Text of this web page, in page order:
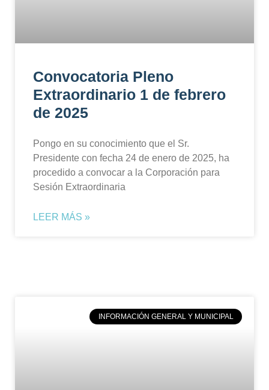
Convocatoria Pleno
Extraordinario 1 de febrero
de 2025
Pongo en su conocimiento que el Sr.
Presidente con fecha 24 de enero de 2025, ha
procedido a convocar a la Corporación para
Sesión Extraordinaria
LEER MÁS »
INFORMACIÓN GENERAL Y MUNICIPAL